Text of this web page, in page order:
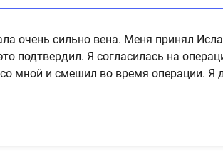
очень сильно вена. Меня принял
подтвердил. Я согласилась на
мной и смешил во время операции. Я